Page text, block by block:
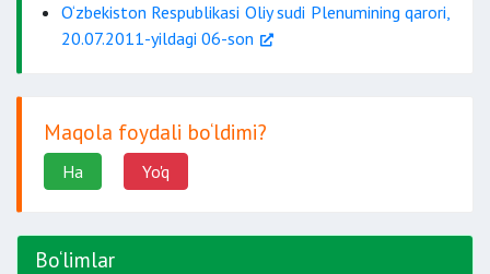
O‘zbekiston Respublikasi Oliy sudi Plenumining qarori,
20.07.2011-yildagi 06-son
Maqola foydali bo‘ldimi?
Ha Yo'q
Bo‘limlar